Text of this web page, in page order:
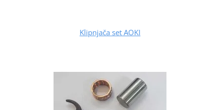
Klipnjača set AOKI